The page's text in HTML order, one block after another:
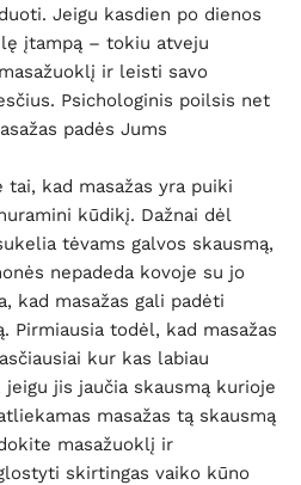
Jeigu kasdien po dienos
įtampą – tokiu atveju
ir leisti savo
Psichologinis poilsis net
padės Jums
tai, kad masažas yra puiki
kūdikį. Dažnai dėl
tėvams galvos skausmą,
nepadeda kovoje su jo
kad masažas gali padėti
Pirmiausia todėl, kad masažas
kur kas labiau
jeigu jis jaučia skausmą kurioje
masažas tą skausmą
masažuoklį ir
skirtingas vaiko kūno